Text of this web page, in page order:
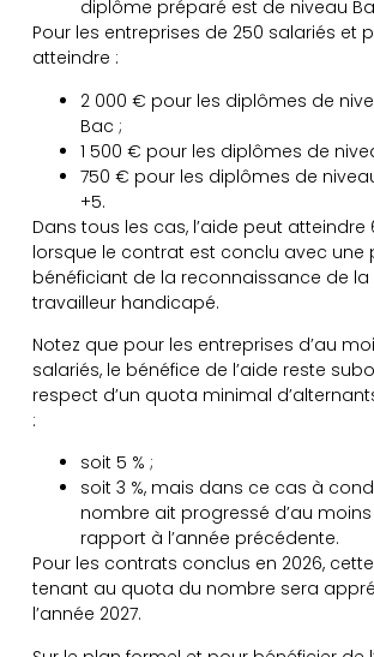
diplôme préparé est de niveau
Pour les entreprises de 250 salariés et
atteindre :
2 000 € pour les diplômes de
Bac ;
1 500 € pour les diplômes de
750 € pour les diplômes de
+5.
Dans tous les cas, l’aide peut atteindre
lorsque le contrat est conclu avec une
bénéficiant de la reconnaissance de
travailleur handicapé.
Notez que pour les entreprises d’au
salariés, le bénéfice de l’aide reste
respect d’un quota minimal
:
soit 5 % ;
soit 3 %, mais dans ce cas à
nombre ait progressé d’au moins
rapport à l’année précédente.
Pour les contrats conclus en 2026,
tenant au quota du nombre sera
l’année 2027.